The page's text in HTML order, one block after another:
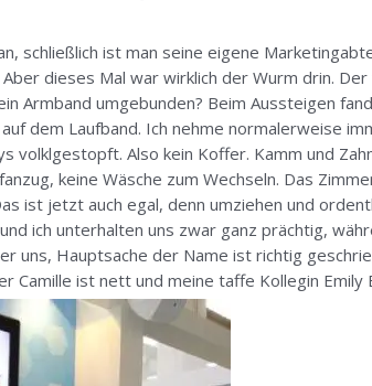
schließlich ist man seine eigene
dieses Mal war wirklich der Wurm drin.
Armband umgebunden? Beim Aussteigen
dem Laufband. Ich nehme normalerweise
volklgestopft. Also kein Koffer. Kamm und
keine Wäsche zum Wechseln. Das
ist jetzt auch egal, denn umziehen und
ich unterhalten uns zwar ganz prächtig,
uns, Hauptsache der Name ist richtig
Camille ist nett und meine taffe Kollegin Emily